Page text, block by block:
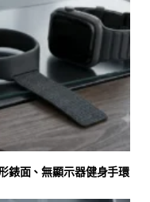
錶面、無顯示器健身手環